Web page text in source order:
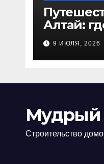
Алтай:
природа
духом
9 ИЮЛЯ, 2026
Мудрый
Строительство